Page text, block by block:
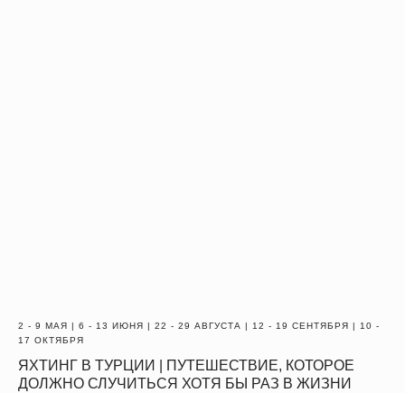
2 - 9 МАЯ | 6 - 13 ИЮНЯ | 22 - 29 АВГУСТА | 12 - 19 СЕНТЯБРЯ | 10 -
17 ОКТЯБРЯ
ЯХТИНГ В ТУРЦИИ | ПУТЕШЕСТВИЕ, КОТОРОЕ
ДОЛЖНО СЛУЧИТЬСЯ ХОТЯ БЫ РАЗ В ЖИЗНИ